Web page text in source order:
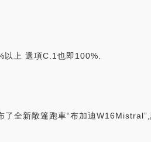
以上 選項C.1也即100%.
全新敞篷跑車“布加迪